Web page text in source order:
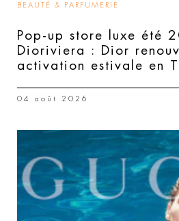
BEAUTÉ & PARFUMERIE
Pop-up store luxe été
Dioriviera : Dior
activation estivale en
04 août 2026